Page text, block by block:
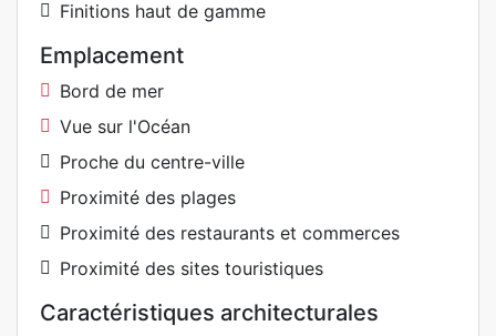
Finitions haut de gamme
Emplacement
Bord de mer
Vue sur l'Océan
Proche du centre-ville
Proximité des plages
Proximité des restaurants et commerces
Proximité des sites touristiques
Caractéristiques architecturales